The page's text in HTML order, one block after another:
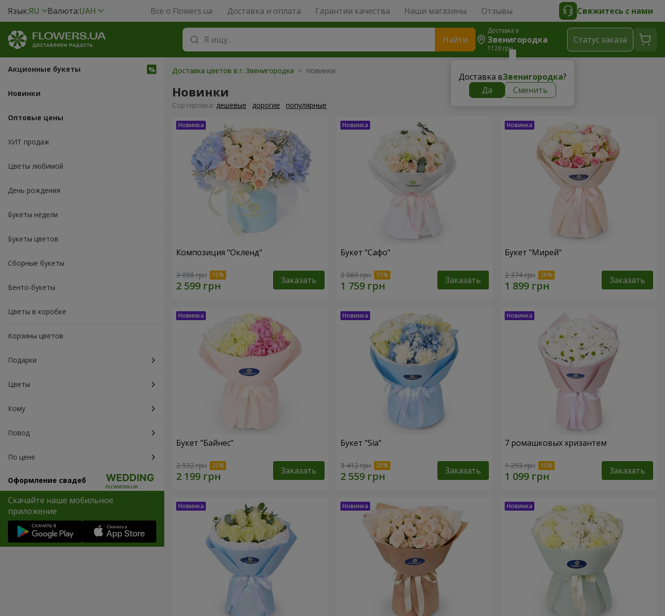
Язык:RU Валюта:UAH Все о Flowers.ua Доставка и оплата Гарантии качества Наши магазины Отзывы Свяжитесь с нами
Найти
Доставка в
Звенигородка
1120 грн
Доставка вЗвенигородка?
Да
Сменить
Cтатус заказа
Акционные букеты
Новинки
Оптовые цены
ХИТ продаж
Цветы любимой
День рождения
Букеты недели
Букеты цветов
Сборные букеты
Бенто-букеты
Цветы в коробке
Корзины цветов
Подарки
Цветы
Кому
Повод
По цене
Оформление свадеб
Скачайте наше мобильное
приложение
Доставка цветов в г. Звенигородка > Новинки
Новинки
Cортировка: дешевые дорогие популярные
Композиция "Окленд"
3 058 грн Заказать
Букет "Сафо"
2 069 грн Заказать
Букет "Мирей"
2 374 грн Заказать
Букет "Байнес"
2 932 грн Заказать
Букет "Sia"
3 412 грн Заказать
7 ромашковых хризантем
1 293 грн Заказать